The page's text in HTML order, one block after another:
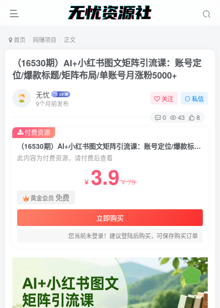
首页 网赚项目 正文
（16530期）AI+小红书图文矩阵引流课：账号定
位/爆款标题/矩阵布局/单账号月涨粉5000+
无忧
9个月前发布
关注 私信
0 43 8
（16530期）AI+小红书图文矩阵引流课：账号定位/爆款标题/矩阵布局/单账号月涨粉5000+
此内容为付费资源，请付费后查看
￥ 3.9￥79
黄金会员 免费
立即购买
您当前未登录！建议登陆后购买，可保存购买订单
付费资源